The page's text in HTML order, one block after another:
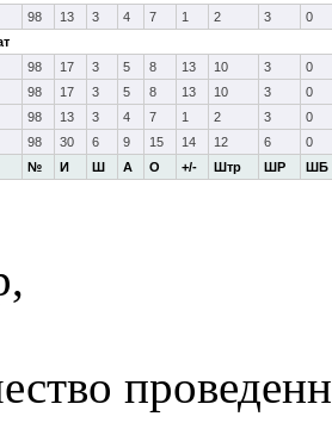
№ И Ш А О +/- Штр ШР ШБ
98 13 3 4 7 1 2 3
0
98 17 3 5 8 13 10 3
0
98 17 3 5 8 13 10 3
0
98 13 3 4 7 1 2 3
0
98 30 6 9 15 14 12 6 0